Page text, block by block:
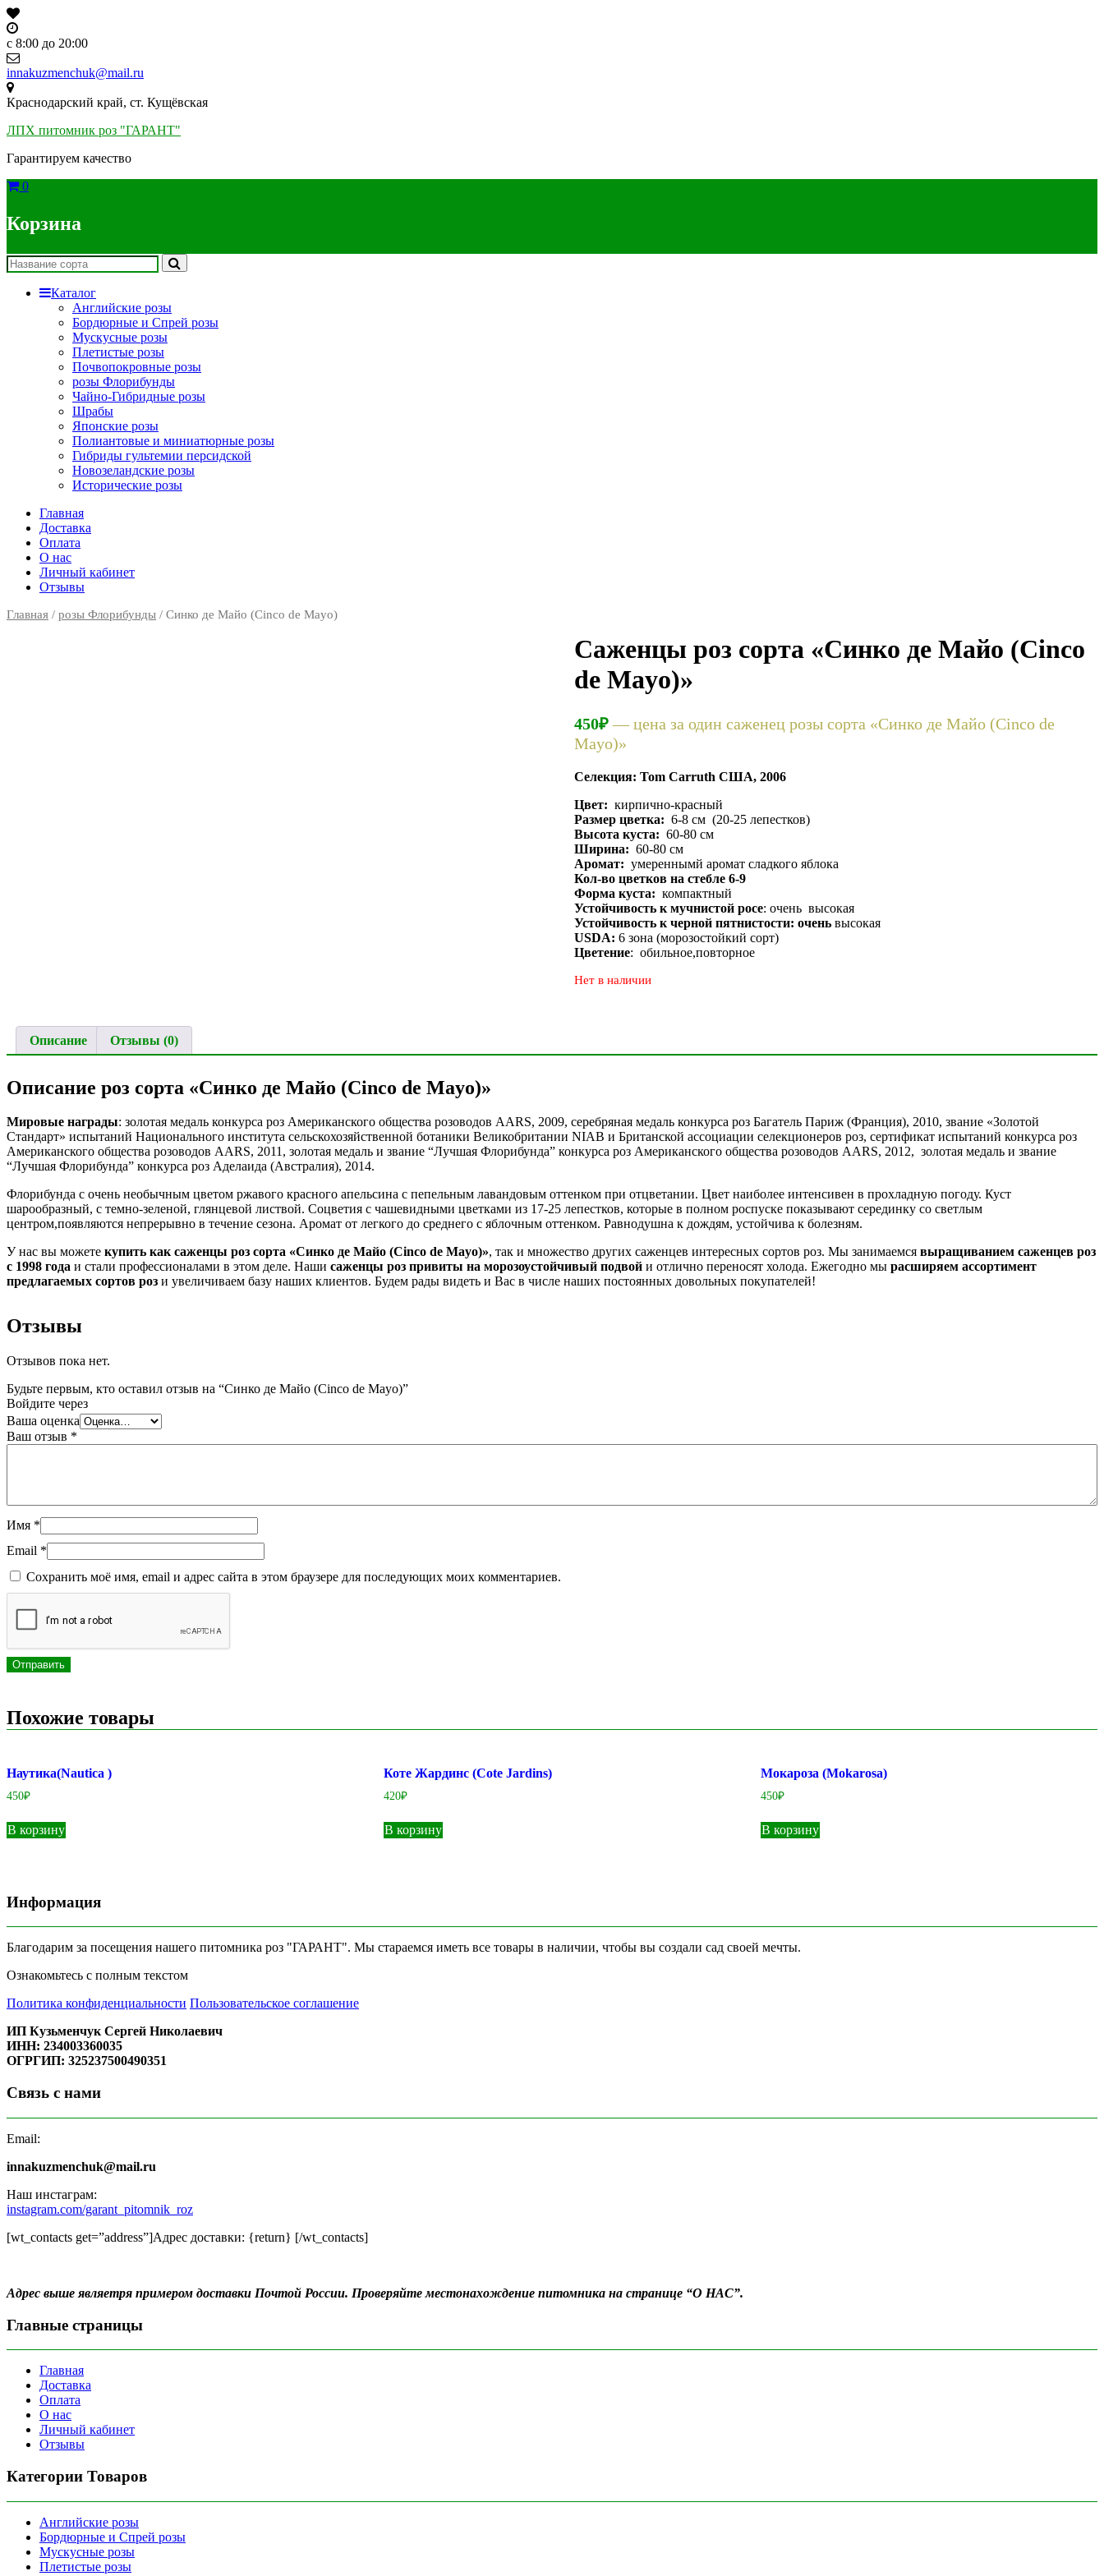
Skip
to
content
c 8:00 до 20:00
innakuzmenchuk@mail.ru
Краснодарский край, ст. Кущёвская
ЛПХ питомник роз "ГАРАНТ"
Гарантируем качество
0
Корзина
Каталог
Английские розы
Бордюрные и Спрей розы
Мускусные розы
Плетистые розы
Почвопокровные розы
розы Флорибунды
Чайно-Гибридные розы
Шрабы
Японские розы
Полиантовые и миниатюрные розы
Гибриды гультемии персидской
Новозеландские розы
Исторические розы
Главная
Доставка
Оплата
О нас
Личный кабинет
Отзывы
Главная / розы Флорибунды / Синко де Майо (Cinco de Mayo)
Cаженцы роз сорта «Синко де Майо (Cinco
de Mayo)»
450₽— цена за один саженец розы сорта «Синко де Майо (Cinco de
Mayo)»
Селекция: Tom Carruth США, 2006
Цвет: кирпично-красный
Размер цветка: 6-8 см (20-25 лепестков)
Высота куста: 60-80 см
Ширина: 60-80 см
Аромат: умереннымй аромат сладкого яблока
Кол-во цветков на стебле 6-9
Форма куста: компактный
Устойчивость к мучнистой росе: очень высокая
Устойчивость к черной пятнистости: очень высокая
USDA: 6 зона (морозостойкий сорт)
Цветение: обильное,повторное
Нет в наличии
Описание Отзывы (0)
Описание роз сорта «Синко де Майо (Cinco de Mayo)»
Мировые награды: золотая медаль конкурса роз Американского общества розоводов AARS, 2009, серебряная медаль конкурса роз Багатель Париж (Франция), 2010, звание «Золотой
Стандарт» испытаний Национального института сельскохозяйственной ботаники Великобритании NIAB и Британской ассоциации селекционеров роз, сертификат испытаний конкурса роз
Американского общества розоводов AARS, 2011, золотая медаль и звание “Лучшая Флорибунда” конкурса роз Американского общества розоводов AARS, 2012, золотая медаль и звание
“Лучшая Флорибунда” конкурса роз Аделаида (Австралия), 2014.
Флорибунда с очень необычным цветом ржавого красного апельсина с пепельным лавандовым оттенком при отцветании. Цвет наиболее интенсивен в прохладную погоду. Куст
шарообразный, с темно-зеленой, глянцевой листвой. Соцветия с чашевидными цветками из 17-25 лепестков, которые в полном роспуске показывают серединку со светлым
центром,появляются непрерывно в течение сезона. Аромат от легкого до среднего с яблочным оттенком. Равнодушна к дождям, устойчива к болезням.
У нас вы можете купить как саженцы роз сорта «Синко де Майо (Cinco de Mayo)», так и множество других саженцев интересных сортов роз. Мы занимаемся выращиванием саженцев роз
с 1998 года и стали профессионалами в этом деле. Наши саженцы роз привиты на морозоустойчивый подвой и отлично переносят холода. Ежегодно мы расширяем ассортимент
предлагаемых сортов роз и увеличиваем базу наших клиентов. Будем рады видеть и Вас в числе наших постоянных довольных покупателей!
Отзывы
Отзывов пока нет.
Будьте первым, кто оставил отзыв на “Синко де Майо (Cinco de Mayo)”
Войдите через
Ваша оценка
Ваш отзыв *
Имя *
Email *
Сохранить моё имя, email и адрес сайта в этом браузере для последующих моих комментариев.
Похожие товары
Наутика(Nautica )
450₽
В корзину
Коте Жардинс (Cote Jardins)
420₽
В корзину
Мокароза (Mokarosa)
450₽
В корзину
Информация
Благодарим за посещения нашего питомника роз "ГАРАНТ". Мы стараемся иметь все товары в наличии, чтобы вы создали сад своей мечты.
Ознакомьтесь с полным текстом
Политика конфиденциальности Пользовательское соглашение
ИП Кузьменчук Сергей Николаевич
ИНН: 234003360035
ОГРГИП: 325237500490351
Связь с нами
Email:
innakuzmenchuk@mail.ru
Наш инстаграм:
instagram.com/garant_pitomnik_roz
[wt_contacts get=”address”]Адрес доставки: {return} [/wt_contacts]
Адрес выше являетря примером доставки Почтой России. Проверяйте местонахождение питомника на странице “О НАС”.
Главные страницы
Главная
Доставка
Оплата
О нас
Личный кабинет
Отзывы
Категории Товаров
Английские розы
Бордюрные и Спрей розы
Мускусные розы
Плетистые розы